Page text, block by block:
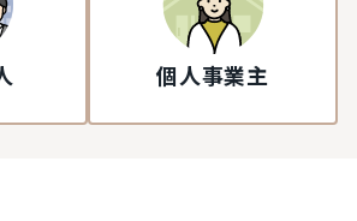
個人事業主